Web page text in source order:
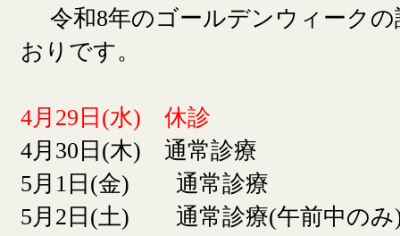
令和8年のゴールデンウィークの
おりです。
4月29日(水) 休診
4月30日(木) 通常診療
5月1日(金) 通常診療
5月2日(土) 通常診療(午前中のみ